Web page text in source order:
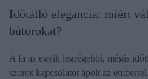
Időtálló elegancia: miért
bútorokat?
A fa az egyik legrégebbi, mégis
szoros kapcsolatot ápolt az